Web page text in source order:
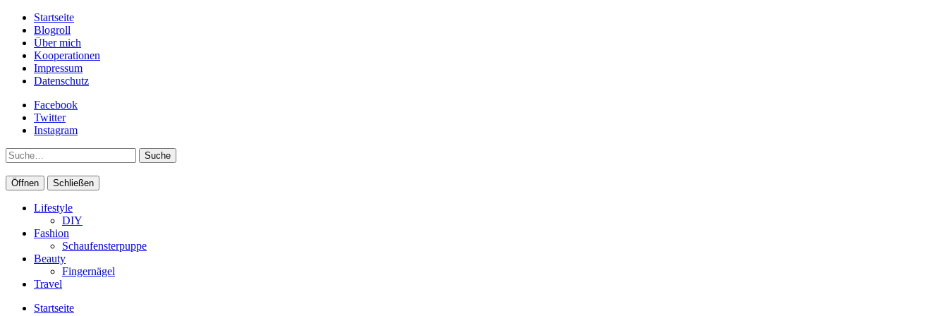
Startseite
Blogroll
Über mich
Kooperationen
Impressum
Datenschutz
Facebook
Twitter
Instagram
Suche
Öffnen Schließen
Lifestyle
DIY
Fashion
Schaufensterpuppe
Beauty
Fingernägel
Travel
Startseite